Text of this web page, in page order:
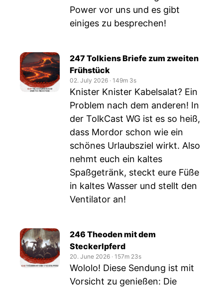
Power vor uns und es gibt
einiges zu besprechen!
247 Tolkiens Briefe zum zweiten
Frühstück
02. July 2026 ‧ 149m 3s
Knister Knister Kabelsalat? Ein
Problem nach dem anderen! In
der TolkCast WG ist es so heiß,
dass Mordor schon wie ein
schönes Urlaubsziel wirkt. Also
nehmt euch ein kaltes
Spaßgetränk, steckt eure Füße
in kaltes Wasser und stellt den
Ventilator an!
246 Theoden mit dem
Steckerlpferd
20. June 2026 ‧ 157m 23s
Wololo! Diese Sendung ist mit
Vorsicht zu genießen: Die